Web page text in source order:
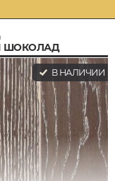
ШОКОЛАД
В НАЛИЧИИ